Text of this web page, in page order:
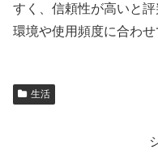
すく、信頼性が高いと
環境や使用頻度に合わせ
生活